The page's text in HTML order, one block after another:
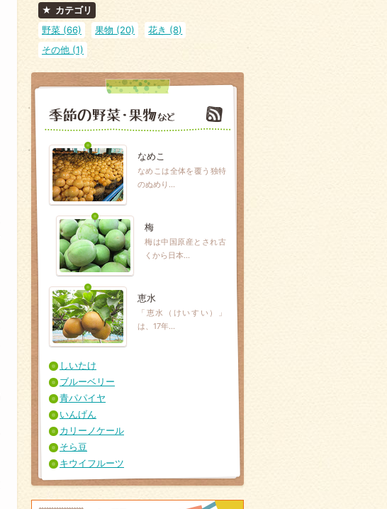
カテゴリ
野菜 (66)
果物 (20)
花き (8)
その他 (1)
なめこ
なめこは全体を覆う独特
のぬめり…
梅
梅は中国原産とされ古
くから日本…
恵水
「恵水（けいすい）」
は、17年…
しいたけ
ブルーベリー
青パパイヤ
いんげん
カリーノケール
そら豆
キウイフルーツ